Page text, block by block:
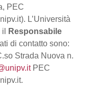
PEC
L’Università
Responsabile
di contatto sono:
Strada Nuova n.
PEC